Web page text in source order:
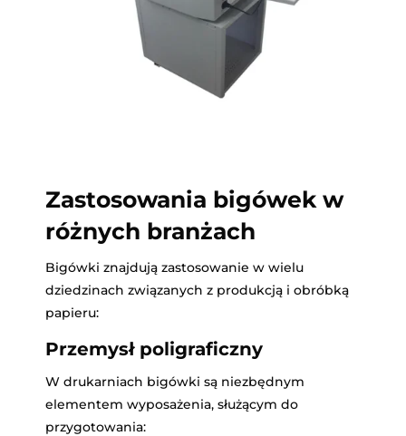
Zastosowania bigówek w
różnych branżach
Bigówki znajdują zastosowanie w wielu
dziedzinach związanych z produkcją i obróbką
papieru:
Przemysł poligraficzny
W drukarniach bigówki są niezbędnym
elementem wyposażenia, służącym do
przygotowania: